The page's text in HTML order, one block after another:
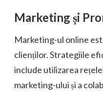
Marketing și
Marketing-ul online
clienților. Strategiile
include utilizarea
marketing-ului și a